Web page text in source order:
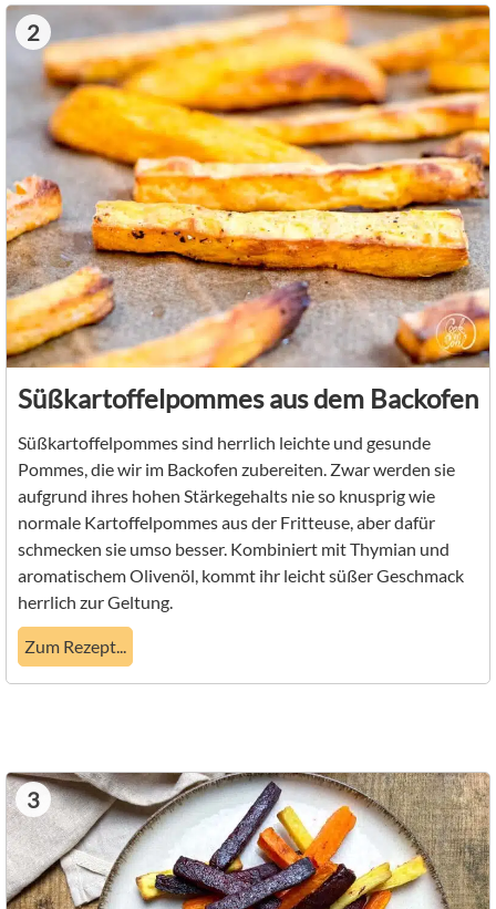
2
Süßkartoffelpommes aus dem Backofen
Süßkartoffelpommes sind herrlich leichte und gesunde
Pommes, die wir im Backofen zubereiten. Zwar werden sie
aufgrund ihres hohen Stärkegehalts nie so knusprig wie
normale Kartoffelpommes aus der Fritteuse, aber dafür
schmecken sie umso besser. Kombiniert mit Thymian und
aromatischem Olivenöl, kommt ihr leicht süßer Geschmack
herrlich zur Geltung.
Zum Rezept...
3